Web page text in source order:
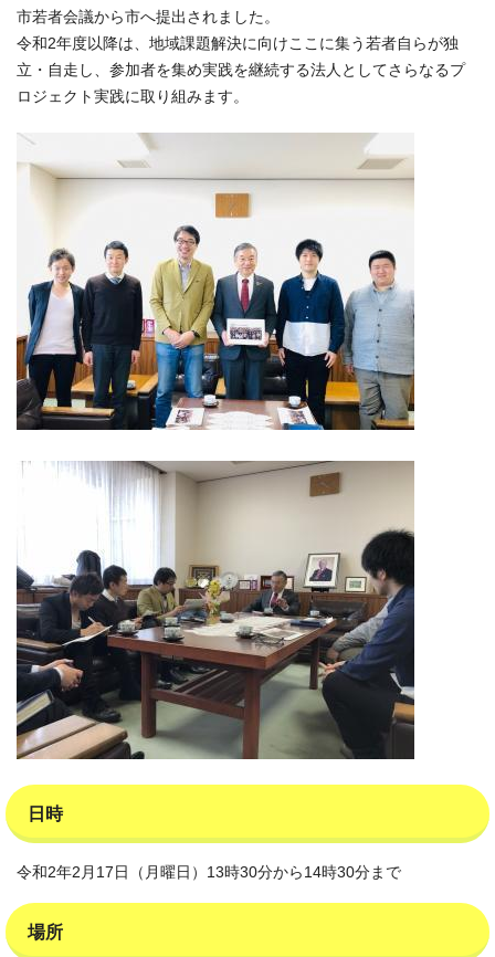
市若者会議から市へ提出されました。
令和2年度以降は、地域課題解決に向けここに集う若者自らが独
立・自走し、参加者を集め実践を継続する法人としてさらなるプ
ロジェクト実践に取り組みます。
日時
令和2年2月17日（月曜日）13時30分から14時30分まで
場所